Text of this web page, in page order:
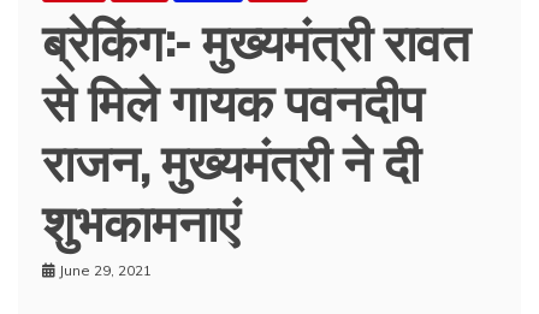
ब्रेकिंग:- मुख्यमंत्री रावत
से मिले गायक पवनदीप
राजन, मुख्यमंत्री ने दी
शुभकामनाएं
June 29, 2021